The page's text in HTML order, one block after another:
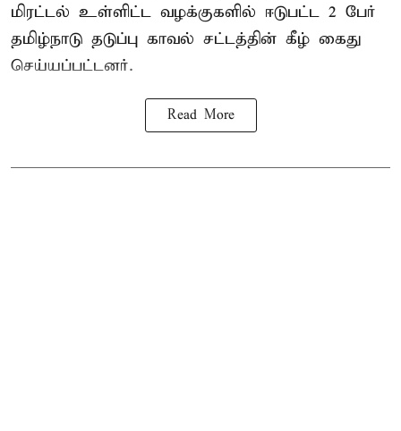
மிரட்டல் உள்ளிட்ட வழக்குகளில் ஈடுபட்ட 2 பேர்
தமிழ்நாடு தடுப்பு காவல் சட்டத்தின் கீழ் கைது
செய்யப்பட்டனர்.
Read More